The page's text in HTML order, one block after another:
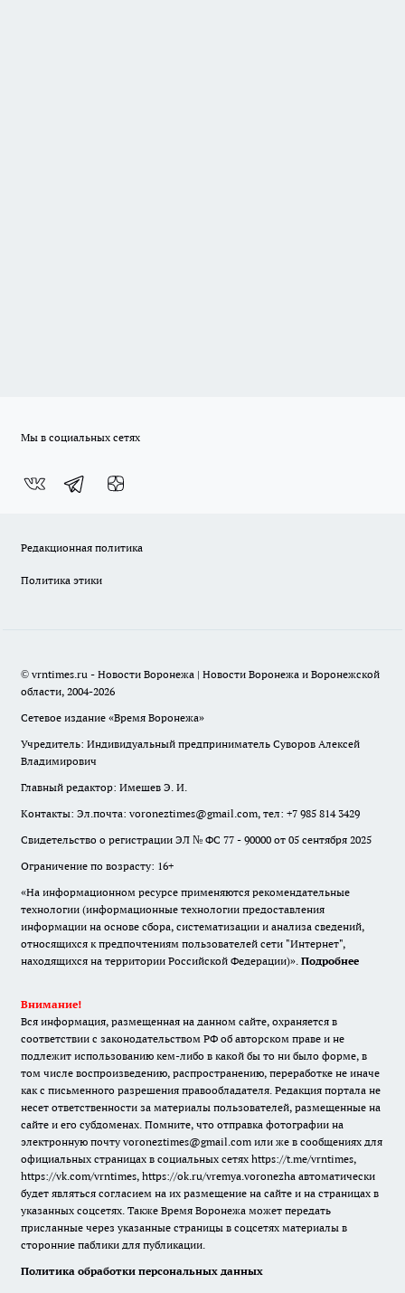
Мы в социальных сетях
Редакционная политика
Политика этики
© vrntimes.ru - Новости Воронежа | Новости Воронежа и Воронежской
области, 2004-2026
Сетевое издание «Время Воронежа»
Учредитель: Индивидуальный предприниматель Суворов Алексей
Владимирович
Главный редактор: Имешев Э. И.
Контакты: Эл.почта: voroneztimes@gmail.com, тел: +7 985 814 3429
Свидетельство о регистрации ЭЛ № ФС 77 - 90000 от 05 сентября 2025
Ограничение по возрасту: 16+
«На информационном ресурсе применяются рекомендательные
технологии (информационные технологии предоставления
информации на основе сбора, систематизации и анализа сведений,
относящихся к предпочтениям пользователей сети "Интернет",
находящихся на территории Российской Федерации)». Подробнее
Внимание!
Вся информация, размещенная на данном сайте, охраняется в
соответствии с законодательством РФ об авторском праве и не
подлежит использованию кем-либо в какой бы то ни было форме, в
том числе воспроизведению, распространению, переработке не иначе
как с письменного разрешения правообладателя. Редакция портала не
несет ответственности за материалы пользователей, размещенные на
сайте и его субдоменах. Помните, что отправка фотографии на
электронную почту voroneztimes@gmail.com или же в сообщениях для
официальных страницах в социальных сетях https://t.me/vrntimes,
https://vk.com/vrntimes, https://ok.ru/vremya.voronezha автоматически
будет являться согласием на их размещение на сайте и на страницах в
указанных соцсетях. Также Время Воронежа может передать
присланные через указанные страницы в соцсетях материалы в
сторонние паблики для публикации.
Политика обработки персональных данных